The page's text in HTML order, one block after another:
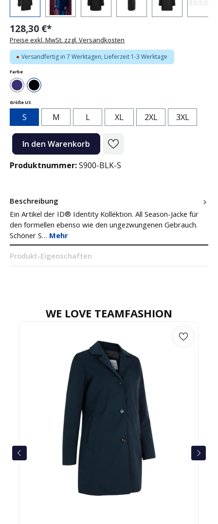
128,30 €*
Preise exkl. MwSt. zzgl. Versandkosten
Versandfertig in 7 Werktagen, Lieferzeit 1-3 Werktage
Farbeauswählen
NavySchwarz
Größe US
S M L XL 2XL 3XL
Produkt Anzahl: Gib den gewünschten Wert ein oder benutze die
In den Warenkorb
Produktnummer:S900-BLK-S
Beschreibung
Ein Artikel der ID® Identity Kollektion. All Season-Jacke für
den formellen ebenso wie den ungezwungenen Gebrauch.
Schöner S… Mehr
Produkt-Eigenschaften
WE LOVE TEAMFASHION